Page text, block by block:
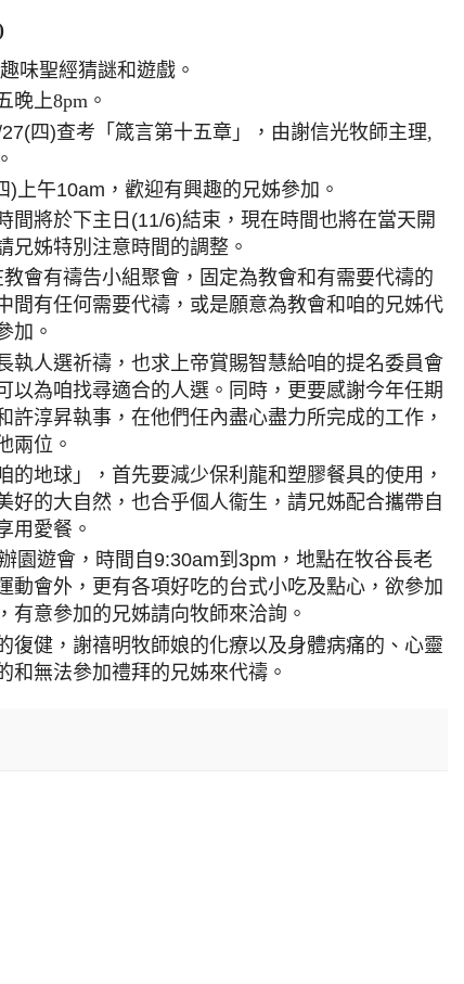
味聖經猜謎和遊戲 。
晚上8pm 。
四)查考「箴言第十五章」，由謝信光牧師主理,
) 上午10am ，歡迎有興趣的兄姊參加。
間將於下主日 (11/6)結束，現在時間也將在當天開
兄姊特別注意時間的調整。
教會有禱告小組聚會，固定為教會和有需要代禱的
間有任何需要代禱，或是願意為教會和咱的兄姊代
加。
執人選祈禱，也求上帝賞賜智慧給咱的提名委員會
以為咱找尋適合的人選。同時，更要感謝今年任期
許淳昇執事，在他們任內盡心盡力所完成的工作，
兩位。
的地球」，首先要減少保利龍和塑膠餐具的使用，
好的大自然，也合乎個人衞生，請兄姊配合攜帶自
用愛餐。
園遊會，時間自 9:30am到 3pm ，地點在牧谷長老
動會外，更有各項好吃的台式小吃及點心，欲參加
有意參加的兄姊請向牧師來洽詢。
復健，謝禧明牧師娘的化療以及身體病痛的、心靈
和無法參加禮拜的兄姊來代禱。